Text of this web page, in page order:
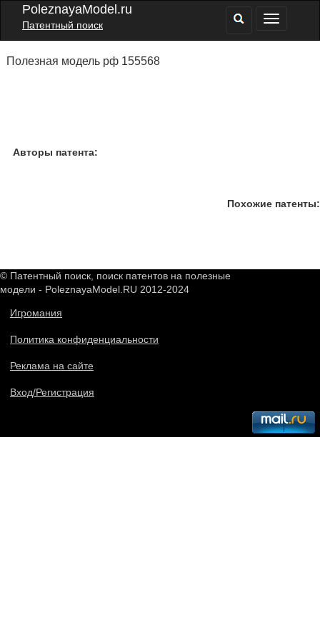
PoleznayaModel.ru
Патентный поиск
Полезная модель рф 155568
Авторы патента:
Похожие патенты:
© Патентный поиск, поиск патентов на полезные
модели - PoleznayaModel.RU 2012-2024
Игромания
Политика конфиденциальности
Реклама на сайте
Вход/Регистрация